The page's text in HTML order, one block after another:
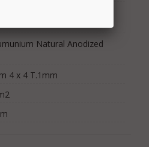
& Roda Bering, Roda
Natural Anodized
4 x 4 T.1mm